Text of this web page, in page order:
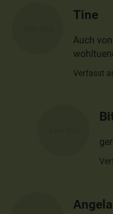
Tine
Auch
Verfasst
Angela